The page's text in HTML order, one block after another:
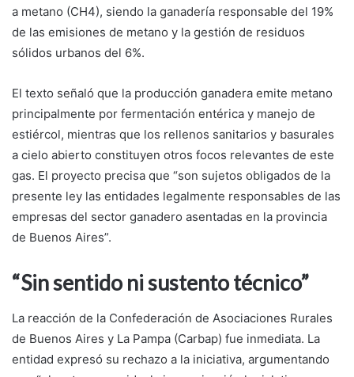
a metano (CH4), siendo la ganadería responsable del 19%
de las emisiones de metano y la gestión de residuos
sólidos urbanos del 6%.
El texto señaló que la producción ganadera emite metano
principalmente por fermentación entérica y manejo de
estiércol, mientras que los rellenos sanitarios y basurales
a cielo abierto constituyen otros focos relevantes de este
gas. El proyecto precisa que “son sujetos obligados de la
presente ley las entidades legalmente responsables de las
empresas del sector ganadero asentadas en la provincia
de Buenos Aires”.
“Sin sentido ni sustento técnico”
La reacción de la Confederación de Asociaciones Rurales
de Buenos Aires y La Pampa (Carbap) fue inmediata. La
entidad expresó su rechazo a la iniciativa, argumentando